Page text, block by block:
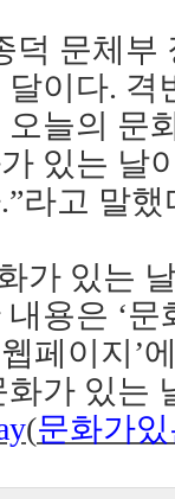
덕 문체부
달이다. 격
오늘의 문
있는 날
.”라고 말했
가 있는
내용은 ‘문
페이지 ’
화가 있는
(문화가